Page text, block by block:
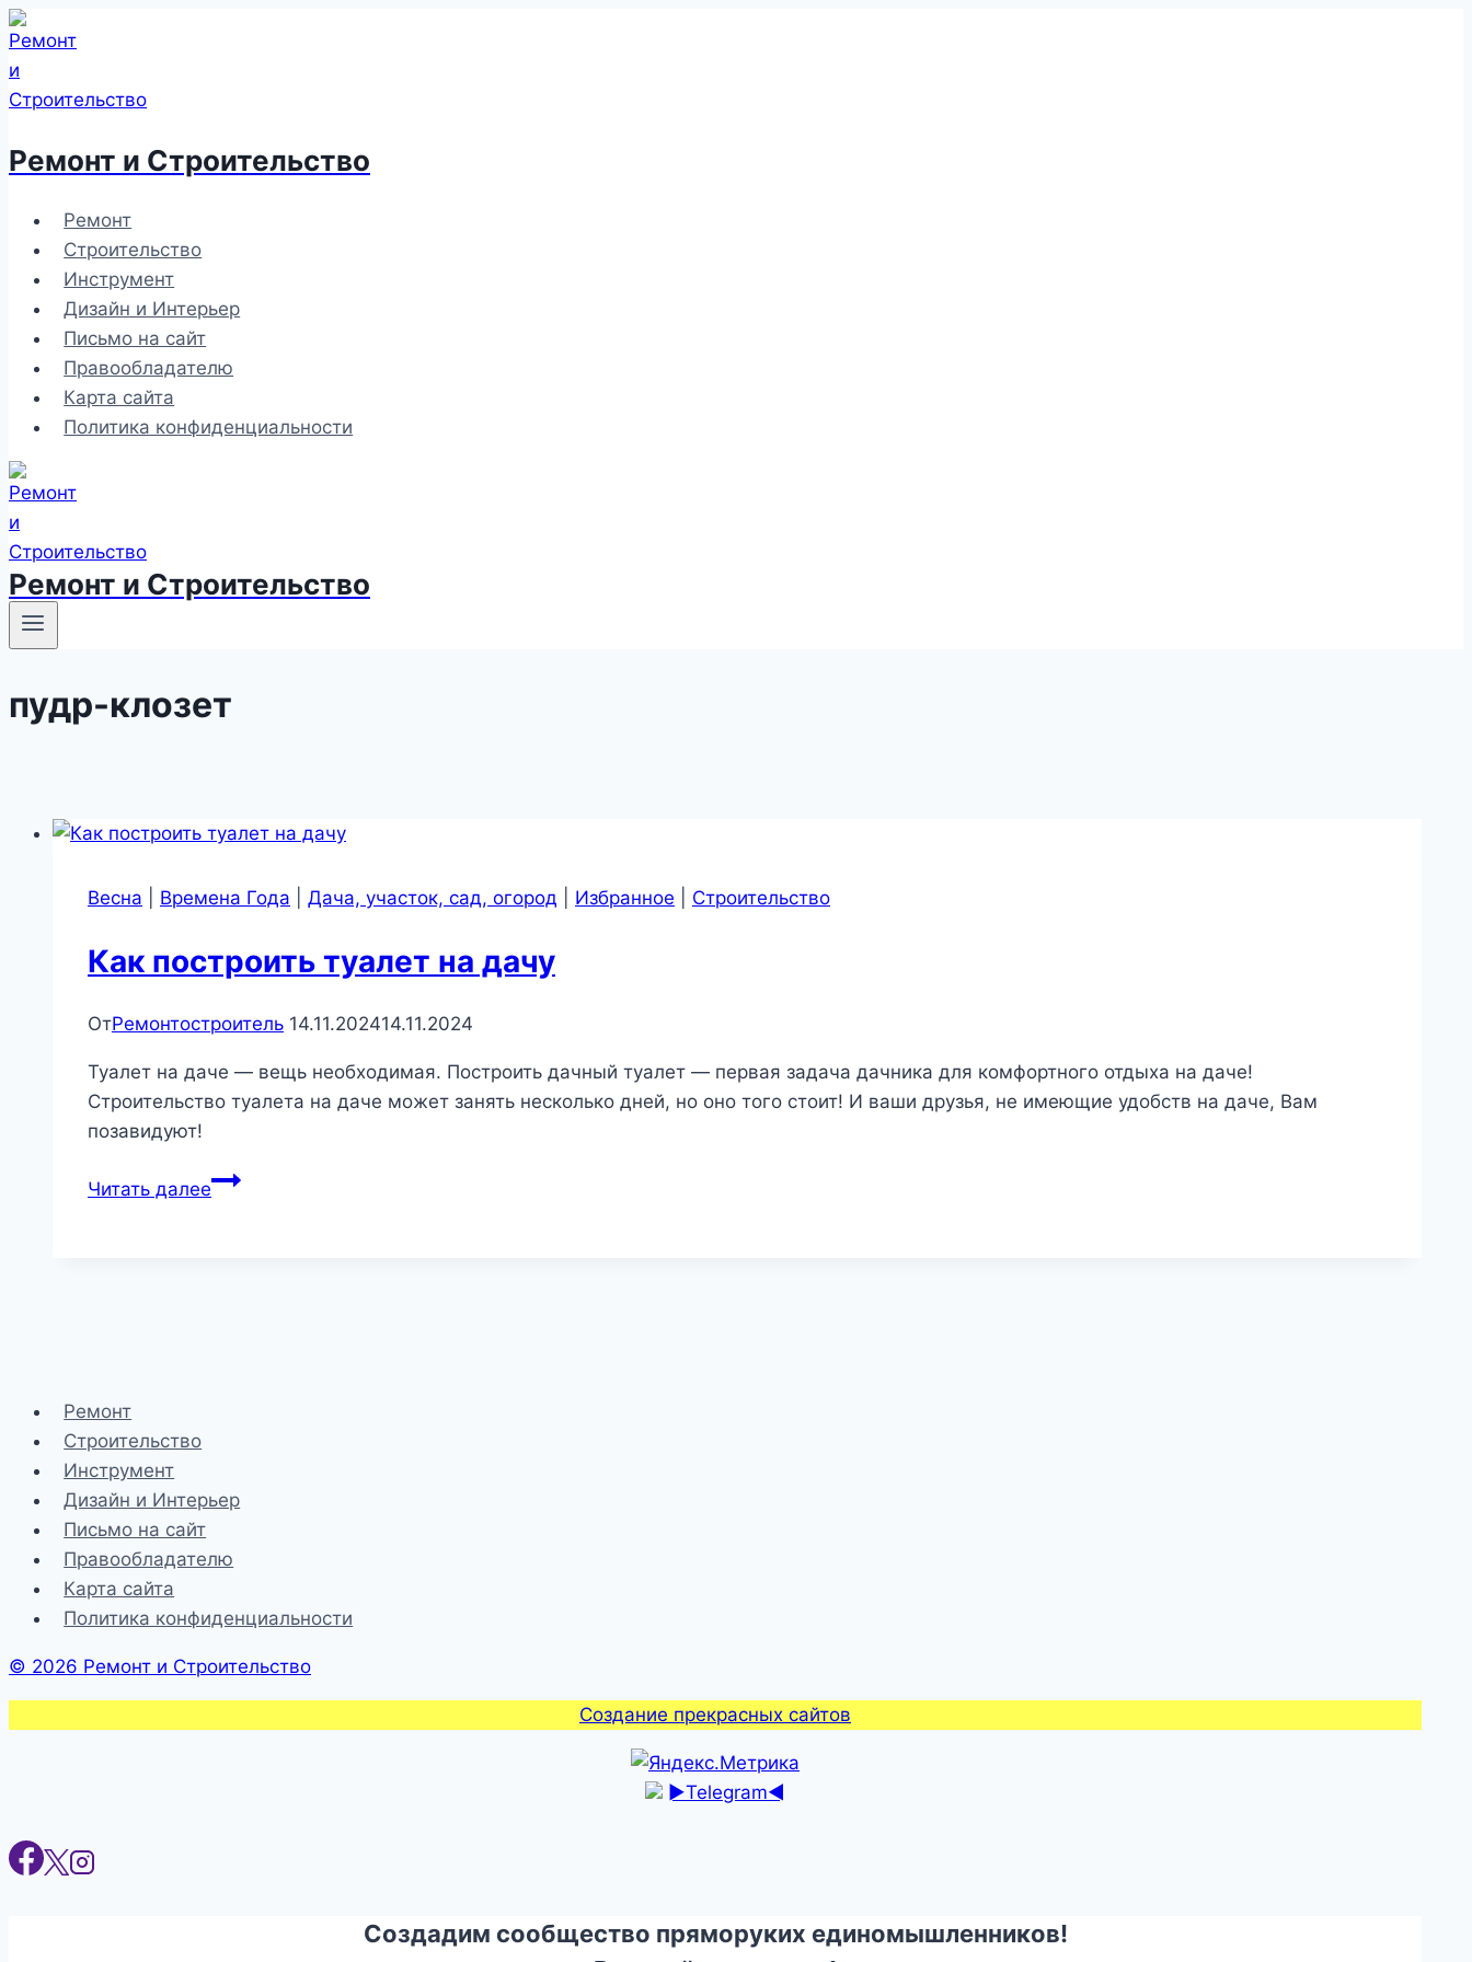
Перейти
к
содержимому
Ремонт и Строительство
Ремонт
Строительство
Инструмент
Дизайн и Интерьер
Письмо на сайт
Правообладателю
Карта сайта
Политика конфиденциальности
Ремонт и Строительство
пудр-клозет
Весна Времена Года Дача, участок, сад, огород Избранное Строительство
Как построить туалет на дачу
ОтРемонтостроитель 14.11.202414.11.2024
Туалет на даче — вещь необходимая. Построить дачный туалет — первая задача дачника для комфортного отдыха на даче!
Строительство туалета на даче может занять несколько дней, но оно того стоит! И ваши друзья, не имеющие удобств на даче, Вам
позавидуют!
Читать далееКак
Ремонт
Строительство
Инструмент
Дизайн и Интерьер
Письмо на сайт
Правообладателю
Карта сайта
Политика конфиденциальности
© 2026 Ремонт и Строительство
Создание прекрасных сайтов
►Telegram◄
Создадим сообщество пряморуких единомышленников!